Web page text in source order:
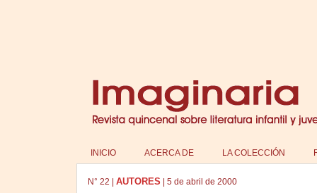
INICIO ACERCA DE LA COLECCIÓN
N° 22 AUTORES 5 de abril de 2000